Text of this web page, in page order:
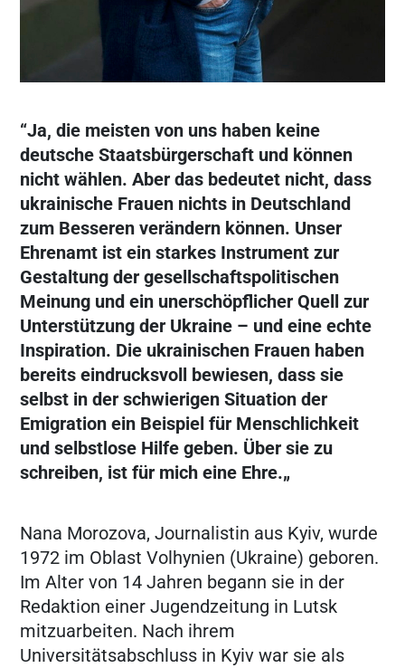
“Ja, die meisten von uns haben keine
deutsche Staatsbürgerschaft und können
nicht wählen. Aber das bedeutet nicht, dass
ukrainische Frauen nichts in Deutschland
zum Besseren verändern können. Unser
Ehrenamt ist ein starkes Instrument zur
Gestaltung der gesellschaftspolitischen
Meinung und ein unerschöpflicher Quell zur
Unterstützung der Ukraine – und eine echte
Inspiration. Die ukrainischen Frauen haben
bereits eindrucksvoll bewiesen, dass sie
selbst in der schwierigen Situation der
Emigration ein Beispiel für Menschlichkeit
und selbstlose Hilfe geben. Über sie zu
schreiben, ist für mich eine Ehre.„
Nana Morozova, Journalistin aus Kyiv, wurde
1972 im Oblast Volhynien (Ukraine) geboren.
Im Alter von 14 Jahren begann sie in der
Redaktion einer Jugendzeitung in Lutsk
mitzuarbeiten. Nach ihrem
Universitätsabschluss in Kyiv war sie als